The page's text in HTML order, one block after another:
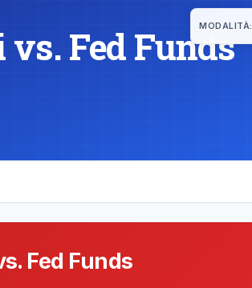
Fed Funds
Fed Funds
MODALITÀ: